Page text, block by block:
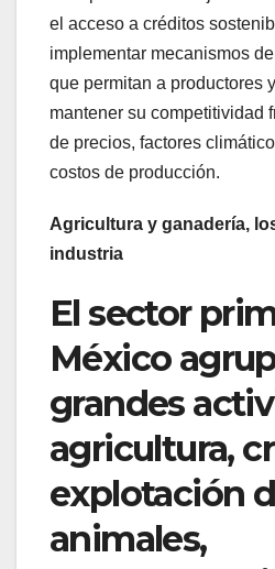
el acceso a créditos
implementar mecanismos
que permitan a productores
mantener su competitividad
de precios, factores
costos de producción.
Agricultura y ganadería,
industria
El sector
México
grandes
agricultura,
explotación
animales,